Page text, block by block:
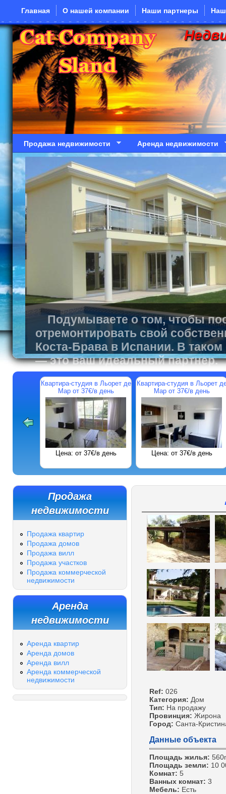
Перейти к основному содержанию
Главная О нашей компании Наши партнеры
Продажа недвижимости Аренда недвижимости
Подумываете о том, чтобы
отремонтировать свой
Коста-Брава в Испании. В
— это ваш идеальный партнер.
Квартира-студия в Льорет де
Мар от 37€/в день
Цена: от 37€/в день
Квартира-студия в Льорет
Мар от 37€/в день
Цена: от 37€/в день
Продажа
недвижимости
Продажа квартир
Продажа домов
Продажа вилл
Продажа участков
Продажа коммерческой
недвижимости
Аренда
недвижимости
Аренда квартир
Аренда домов
Аренда вилл
Аренда коммерческой
недвижимости
Ref: 026
Категория: Дом
Тип: На продажу
Провинция: Жирона
Город: Санта-
Данные объекта
Площадь жилья:
Площадь земли: 10
Комнат: 5
Ванных комнат: 3
Мебель: Есть